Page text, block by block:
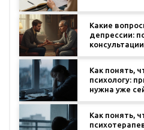
Какие
депрессии:
консультации
Как понять,
психологу:
нужна уже
Как понять,